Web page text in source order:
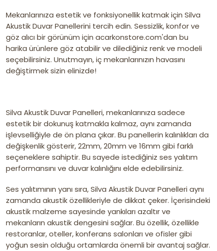
Mekanlarınıza estetik ve fonksiyonellik katmak için Silva
Akustik Duvar Panellerini tercih edin. Sessizlik, konfor ve
göz alıcı bir görünüm için acarkonstore.com'dan bu
harika ürünlere göz atabilir ve dilediğiniz renk ve modeli
seçebilirsiniz. Unutmayın, iç mekanlarınızın havasını
değiştirmek sizin elinizde!
Silva Akustik Duvar Panelleri, mekanlarınıza sadece
estetik bir dokunuş katmakla kalmaz, aynı zamanda
işlevselliğiyle de ön plana çıkar. Bu panellerin kalınlıkları da
değişkenlik gösterir, 22mm, 20mm ve 16mm gibi farklı
seçeneklere sahiptir. Bu sayede istediğiniz ses yalıtım
performansını ve duvar kalınlığını elde edebilirsiniz.
Ses yalıtımının yanı sıra, Silva Akustik Duvar Panelleri aynı
zamanda akustik özellikleriyle de dikkat çeker. İçerisindeki
akustik malzeme sayesinde yankıları azaltır ve
mekanların akustik dengesini sağlar. Bu özellik, özellikle
restoranlar, oteller, konferans salonları ve ofisler gibi
yoğun sesin olduğu ortamlarda önemli bir avantaj sağlar.